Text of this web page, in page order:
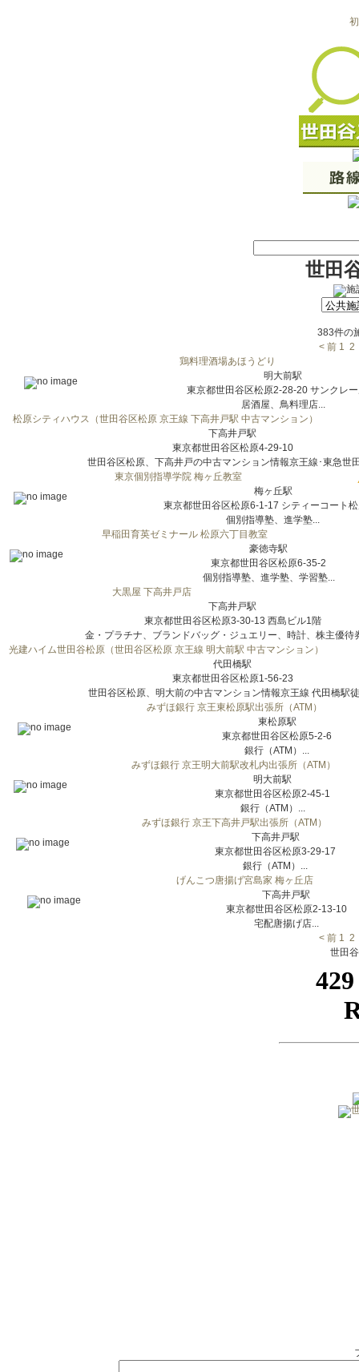
世田
383件の
< 前 1 2
鶏料理酒場あほうどり
明大前駅
東京都世田谷区松原2-28-20 サンクレ
居酒屋、鳥料理店...
松原シティハウス（世田谷区松原 京王線 下高井戸駅 中古マンション）
下高井戸駅
東京都世田谷区松原4-29-10
世田谷区松原、下高井戸の中古マンション情報京王線･東急世
東京個別指導学院 梅ヶ丘教室
梅ヶ丘駅
東京都世田谷区松原6-1-17 シティーコート
個別指導塾、進学塾...
早稲田育英ゼミナール 松原六丁目教室
豪徳寺駅
東京都世田谷区松原6-35-2
個別指導塾、進学塾、学習塾...
大黒屋 下高井戸店
下高井戸駅
東京都世田谷区松原3-30-13 西島ビル1階
金・プラチナ、ブランドバッグ・ジュエリー、時計、株主優待
光建ハイム世田谷松原（世田谷区松原 京王線 明大前駅 中古マンション）
代田橋駅
東京都世田谷区松原1-56-23
世田谷区松原、明大前の中古マンション情報京王線 代田橋駅
みずほ銀行 京王東松原駅出張所（ATM）
東松原駅
東京都世田谷区松原5-2-6
銀行（ATM）...
みずほ銀行 京王明大前駅改札内出張所（ATM）
明大前駅
東京都世田谷区松原2-45-1
銀行（ATM）...
みずほ銀行 京王下高井戸駅出張所（ATM）
下高井戸駅
東京都世田谷区松原3-29-17
銀行（ATM）...
げんこつ唐揚げ宮島家 梅ヶ丘店
下高井戸駅
東京都世田谷区松原2-13-10
宅配唐揚げ店...
< 前 1 2
世田